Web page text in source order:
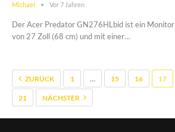
Michael Vor 7 Jahren
Der Acer Predator GN276HLbid ist ein
von 27 Zoll (68 cm) und mit einer…
ZURÜCK 1 … 15 16 17
21 NÄCHSTER